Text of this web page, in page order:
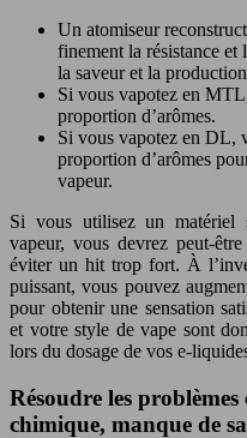
Un atomiseur
finement la résistance et
la saveur et la
Si vous vapotez en
proportion d’arômes.
Si vous vapotez en DL,
proportion d’arômes
vapeur.
Si vous utilisez un matériel
vapeur, vous devrez peut-
éviter un hit trop fort. À
puissant, vous pouvez
pour obtenir une sensation
et votre style de vape sont
lors du dosage de vos e-
Résoudre les
chimique, manque de